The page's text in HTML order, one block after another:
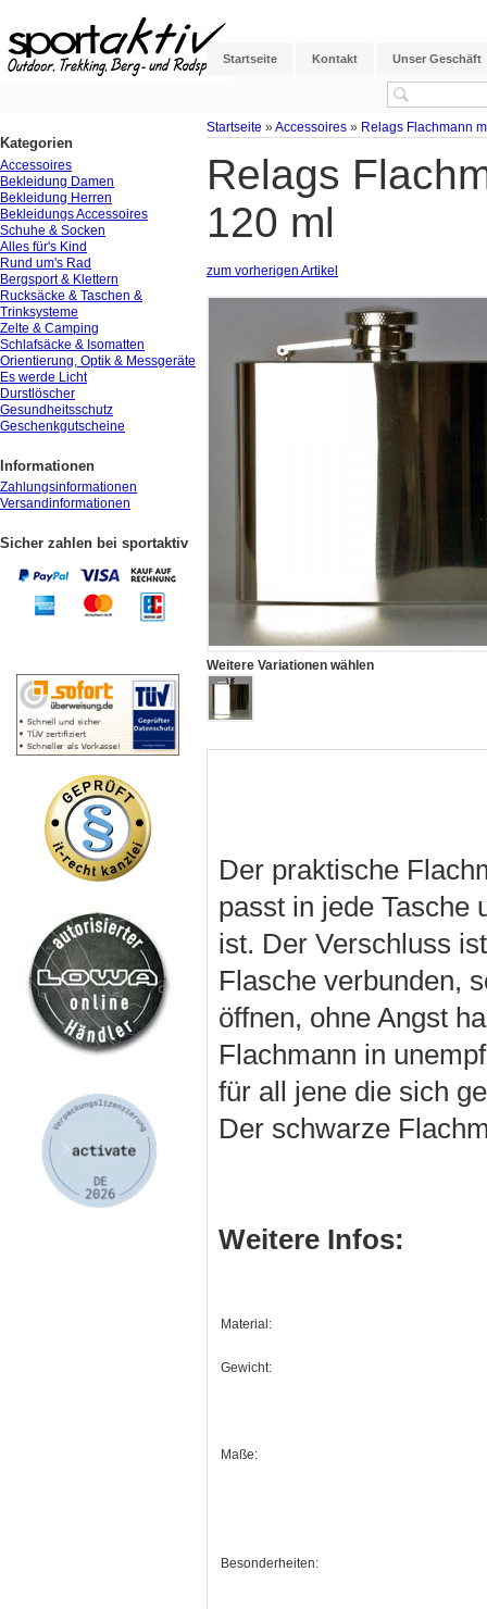
Startseite Kontakt Unser Geschäft
Startseite » Accessoires » Relags Flachmann
Relags
120 ml
zum vorherigen Artikel
Weitere Variationen wählen
Der praktische
passt in jede Tasche
ist. Der Verschluss
Flasche verbunden,
öffnen, ohne Angst
Flachmann in
für all jene die sich
Der schwarze
Weitere Infos:
Material:
Gewicht:
Maße:
Besonderheiten:
Kategorien
Accessoires
Bekleidung Damen
Bekleidung Herren
Bekleidungs Accessoires
Schuhe & Socken
Alles für's Kind
Rund um's Rad
Bergsport & Klettern
Rucksäcke & Taschen &
Trinksysteme
Zelte & Camping
Schlafsäcke & Isomatten
Orientierung, Optik & Messgeräte
Es werde Licht
Durstlöscher
Gesundheitsschutz
Geschenkgutscheine
Informationen
Zahlungsinformationen
Versandinformationen
Sicher zahlen bei sportaktiv